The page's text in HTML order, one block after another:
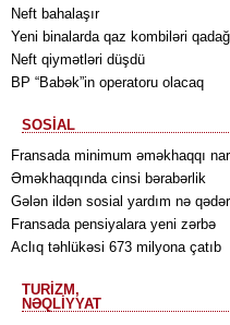
Neft bahalaşır
Yeni binalarda qaz kombiləri
Neft qiymətləri düşdü
BP “Babək”in operatoru olacaq
SOSİAL
Fransada minimum əməkhaqqı
Əməkhaqqında cinsi bərabərlik
Gələn ildən sosial yardım nə
Fransada pensiyalara yeni zərbə
Aclıq təhlükəsi 673 milyona çatıb
TURİZM,
NƏQLİYYAT